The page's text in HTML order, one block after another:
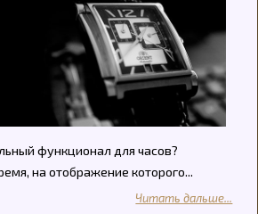
функционал для часов?
на отображение которого...
Читать дальше...